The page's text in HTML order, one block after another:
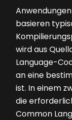
basieren
wird aus
Language-
an eine
ist. In einem
die
Common